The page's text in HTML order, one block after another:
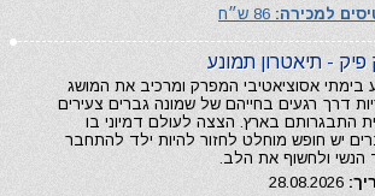
למכירה:
פיק - תיאטרון תמונע
בימתי אסוציאטיבי המפרק ומרכיב את המושג
דרך רגעים בחייהם של שמונה גברים צעירים
התבגרותם בארץ. הצצה לעולם דמיוני בו
יש חופש מוחלט לחזור להיות ילד להתחבר
הנשי ולחשוף את הלב.